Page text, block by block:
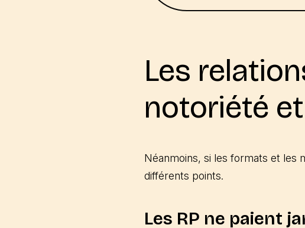
Les
notoriété
Néanmoins, si les formats et les
différents points.
Les RP ne paient